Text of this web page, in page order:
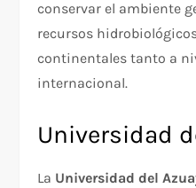
conservar el ambiente
recursos
continentales tanto a
internacional.
Universidad
La Universidad del